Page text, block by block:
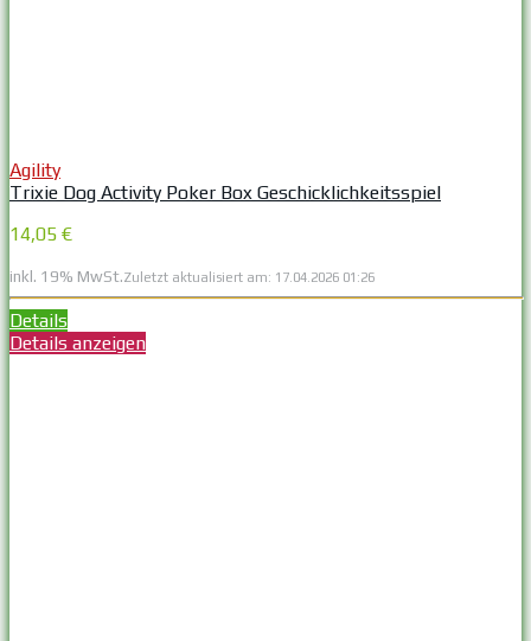
Agility
Trixie Dog Activity Poker Box Geschicklichkeitsspiel
14,05 €
inkl. 19% MwSt.Zuletzt aktualisiert am: 17.04.2026 01:26
Details
Details anzeigen